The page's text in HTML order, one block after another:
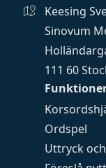
Ordspel
Uttryck
Keesing
Sinovum
111 60